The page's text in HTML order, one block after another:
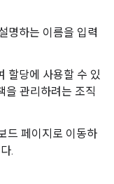
명하는 이름을 입력
할당에 사용할 수 있
을 관리하려는 조직
드 페이지로 이동하
.